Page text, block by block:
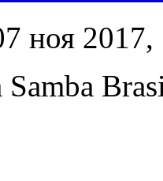
ноя 2017,
Samba